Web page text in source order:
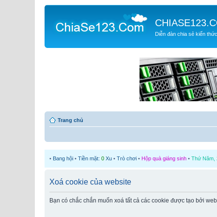
Diễn đàn chia sẻ kiến thức
Trang chủ
• Bang hội • Tiền mặt: 0 Xu • Trò chơi • Hộp quà giáng sinh • Thứ Năm,
Xoá cookie của website
Bạn có chắc chắn muốn xoá tất cả các cookie được tạo bởi